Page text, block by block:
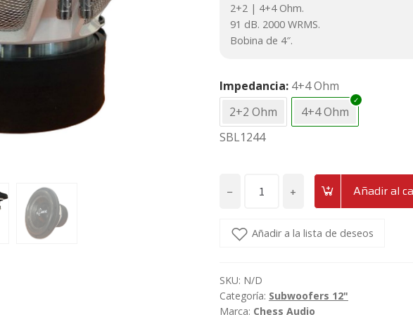
2+2 | 4+4 Ohm.
91 dB. 2000 WRMS.
Bobina de 4″.
Impedancia 4+4 Ohm
2+2 Ohm
4+4 Ohm
SBL1244
−
Subwoofer
12"
Audio
SBL1222/SBL1244
+ Añadir al
Añadir a la lista de deseos
SKU: N/D
Categoría: Subwoofers 12"
Marca: Chess Audio